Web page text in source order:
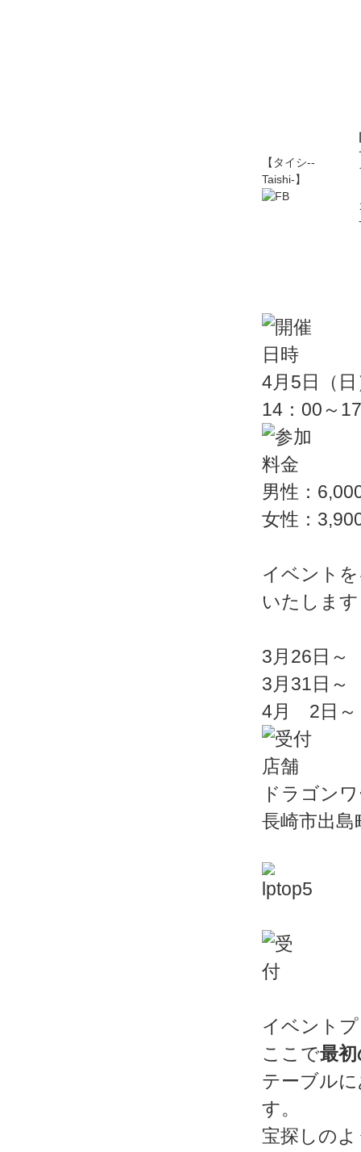
【タイシ--
Taishi-】
4月5日（日
14：00～
男性：
女性：
イベント
いたします
3月26日
3月31日
4月 2日～
ドラゴン
長崎市出
イベント
ここで最
テーブル
す。
宝探しの